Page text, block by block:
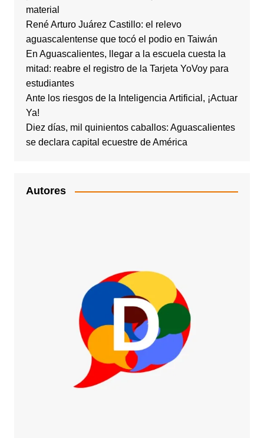
material
René Arturo Juárez Castillo: el relevo
aguascalentense que tocó el podio en Taiwán
En Aguascalientes, llegar a la escuela cuesta la
mitad: reabre el registro de la Tarjeta YoVoy para
estudiantes
Ante los riesgos de la Inteligencia Artificial, ¡Actuar
Ya!
Diez días, mil quinientos caballos: Aguascalientes
se declara capital ecuestre de América
Autores